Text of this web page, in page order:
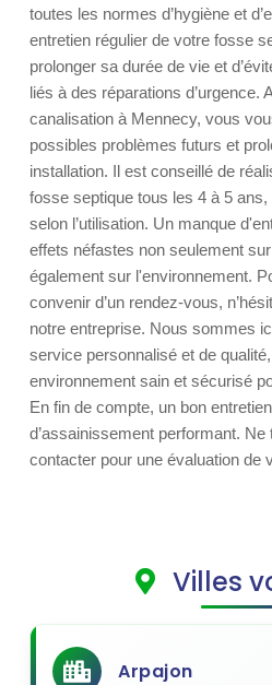
toutes les normes d’hygiène et
entretien régulier de votre fosse
prolonger sa durée de vie et
liés à des réparations d’urgence.
canalisation à Mennecy, vous
possibles problèmes futurs et
installation. Il est conseillé de
fosse septique tous les 4 à 5
selon l’utilisation. Un manque
effets néfastes non seulement
également sur l'environnement.
convenir d’un rendez-vous,
notre entreprise. Nous sommes
service personnalisé et de
environnement sain et sécurisé
En fin de compte, un bon
d’assainissement performant.
contacter pour une évaluation de
Villes
Arpajon